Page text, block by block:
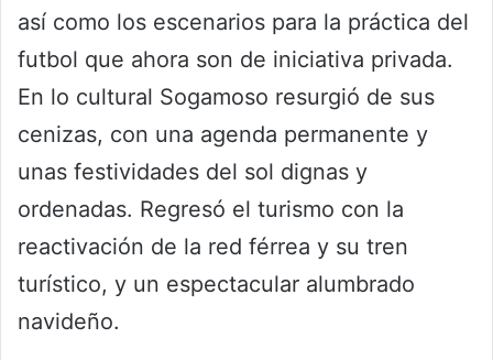
así como los escenarios para la práctica del
futbol que ahora son de iniciativa privada.
En lo cultural Sogamoso resurgió de sus
cenizas, con una agenda permanente y
unas festividades del sol dignas y
ordenadas. Regresó el turismo con la
reactivación de la red férrea y su tren
turístico, y un espectacular alumbrado
navideño.